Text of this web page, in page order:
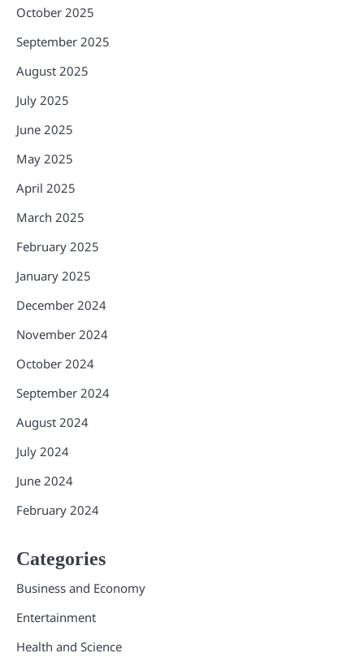
October 2025
September 2025
August 2025
July 2025
June 2025
May 2025
April 2025
March 2025
February 2025
January 2025
December 2024
November 2024
October 2024
September 2024
August 2024
July 2024
June 2024
February 2024
Categories
Business and Economy
Entertainment
Health and Science